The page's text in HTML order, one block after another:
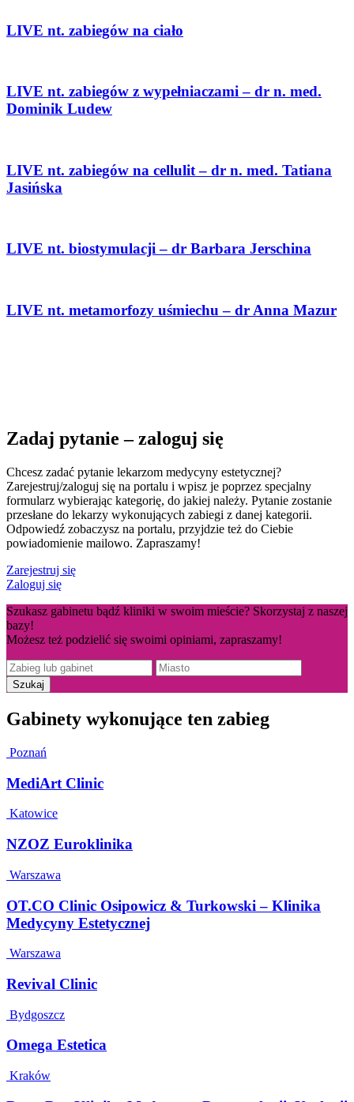
LIVE nt. zabiegów na ciało
LIVE nt. zabiegów z wypełniaczami – dr n. med.
Dominik Ludew
LIVE nt. zabiegów na cellulit – dr n. med. Tatiana
Jasińska
LIVE nt. biostymulacji – dr Barbara Jerschina
LIVE nt. metamorfozy uśmiechu – dr Anna Mazur
Zadaj pytanie – zaloguj się
Chcesz zadać pytanie lekarzom medycyny estetycznej?
Zarejestruj/zaloguj się na portalu i wpisz je poprzez specjalny
formularz wybierając kategorię, do jakiej należy. Pytanie zostanie
przesłane do lekarzy wykonujących zabiegi z danej kategorii.
Odpowiedź zobaczysz na portalu, przyjdzie też do Ciebie
powiadomienie mailowo. Zapraszamy!
Zarejestruj się
Zaloguj się
Szukasz gabinetu bądź kliniki w swoim mieście? Skorzystaj z naszej
bazy!
Możesz też podzielić się swoimi opiniami, zapraszamy!
Gabinety wykonujące ten zabieg
Poznań
MediArt Clinic
Katowice
NZOZ Euroklinika
Warszawa
OT.CO Clinic Osipowicz & Turkowski – Klinika
Medycyny Estetycznej
Warszawa
Revival Clinic
Bydgoszcz
Omega Estetica
Kraków